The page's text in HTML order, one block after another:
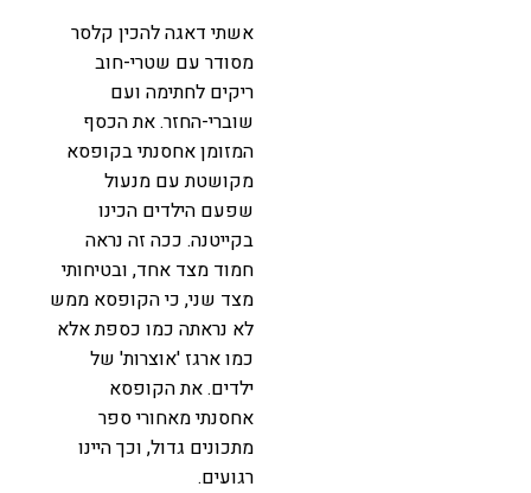
אשתי דאגה להכין קלסר
מסודר עם שטרי-חוב
ריקים לחתימה ועם
שוברי-החזר. את הכסף
המזומן אחסנתי בקופסא
מקושטת עם מנעול
שפעם הילדים הכינו
בקייטנה. ככה זה נראה
חמוד מצד אחד, ובטיחותי
מצד שני, כי הקופסא ממש
לא נראתה כמו כספת אלא
כמו ארגז 'אוצרות' של
ילדים. את הקופסא
אחסנתי מאחורי ספר
מתכונים גדול, וכך היינו
רגועים.